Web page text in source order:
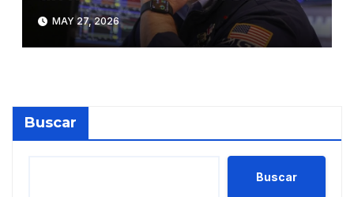
pendiente del acuerdo sobre
el estrecho de Ormuz
MAY 27, 2026
Buscar
Buscar